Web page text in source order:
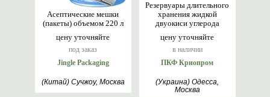
цену уточняйте
под заказ
Асептические мешки
(пакеты) объемом 220 л
Jingle Packaging
(Китай) Сучжоу, Москва
цену уточняйте
в наличии
Резервуары длительного
хранения жидкой
двуокиси углерода
ПКФ Криопром
(Украина) Одесса,
Москва